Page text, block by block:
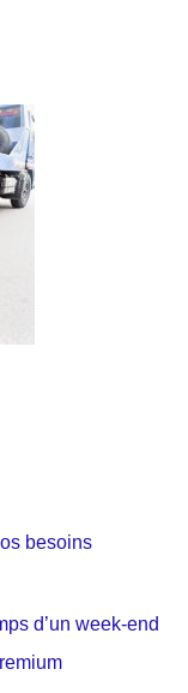
besoins
d’un week-end